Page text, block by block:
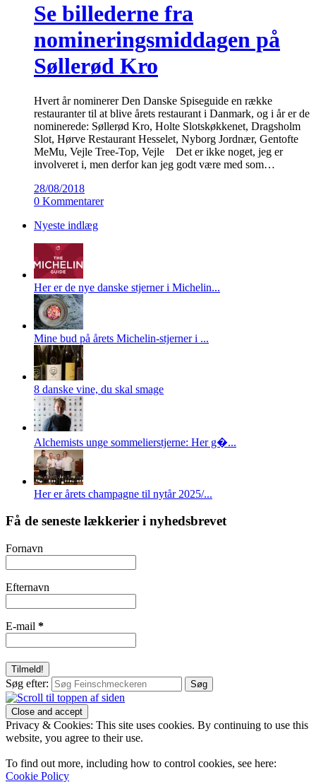
Se billederne fra
nomineringsmiddagen på
Søllerød Kro
Hvert år nominerer Den Danske Spiseguide en række
restauranter til at blive årets restaurant i Danmark, og i år er de
nominerede: Søllerød Kro, Holte Slotskøkkenet, Dragsholm
Slot, Hørve Restaurant Hesselet, Nyborg Jordnær, Gentofte
MeMu, Vejle Tree-Top, Vejle Det er ikke noget, jeg er
involveret i, men derfor kan jeg godt være med som…
28/08/2018
0 Kommentarer
Nyeste indlæg
Her er de nye danske stjerner i Michelin...
Mine bud på årets Michelin-stjerner i ...
8 danske vine, du skal smage
Alchemists unge sommelierstjerne: Her g�...
Her er årets champagne til nytår 2025/...
Få de seneste lækkerier i nyhedsbrevet
Fornavn
Efternavn
E-mail *
Søg efter:
Privacy & Cookies: This site uses cookies. By continuing to use this
website, you agree to their use.
To find out more, including how to control cookies, see here:
Cookie Policy